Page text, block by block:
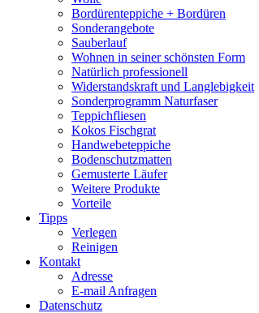
Bordürenteppiche + Bordüren
Sonderangebote
Sauberlauf
Wohnen in seiner schönsten Form
Natürlich professionell
Widerstandskraft und Langlebigkeit
Sonderprogramm Naturfaser
Teppichfliesen
Kokos Fischgrat
Handwebeteppiche
Bodenschutzmatten
Gemusterte Läufer
Weitere Produkte
Vorteile
Tipps
Verlegen
Reinigen
Kontakt
Adresse
E-mail Anfragen
Datenschutz